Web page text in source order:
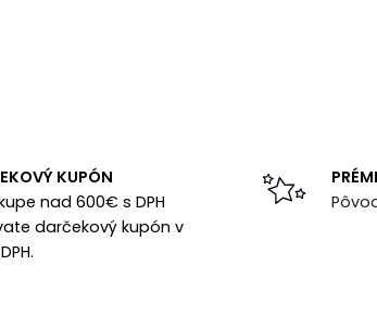
KUPÓN
nad 600€ s DPH
darčekový kupón v